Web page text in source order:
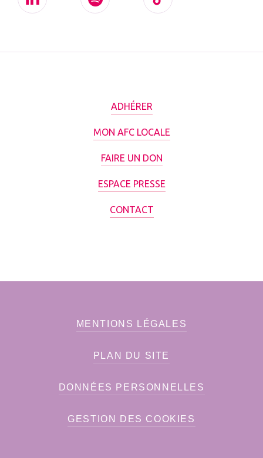
ADHÉRER
MON AFC LOCALE
FAIRE UN DON
ESPACE PRESSE
CONTACT
MENTIONS LÉGALES
PLAN DU SITE
DONNÉES PERSONNELLES
GESTION DES COOKIES